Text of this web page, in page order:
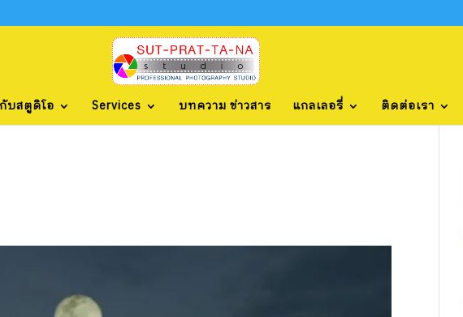
บสตูดิโอ Services บทความ ข่าวสาร แกลเลอรี่ ติดต่อเรา